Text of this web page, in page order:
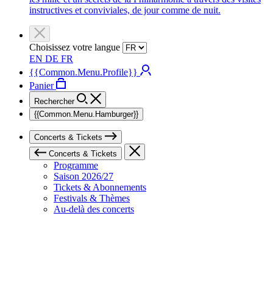
instructives et conviviales, de jour comme de nuit.
Choisissez votre langue
EN DE FR
{{Common.Menu.Profile}}
Panier
Rechercher
{{Common.Menu.Hamburger}}
Concerts & Tickets
Concerts & Tickets
Programme
Saison 2026/27
Tickets & Abonnements
Festivals & Thèmes
Au-delà des concerts